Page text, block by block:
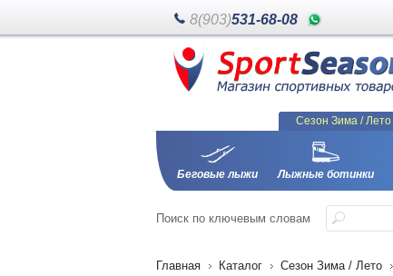
8(903)531-68-08
Сезон Зима / Лето
Беговые лыжи Лыжные ботинки
Поиск по ключевым словам
Главная Каталог Сезон Зима / Лето